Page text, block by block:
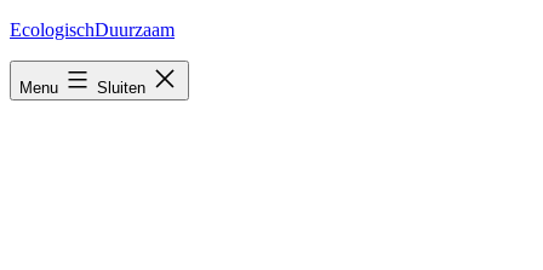
Ga
inhoud
EcologischDuurzaam
Menu Sluiten